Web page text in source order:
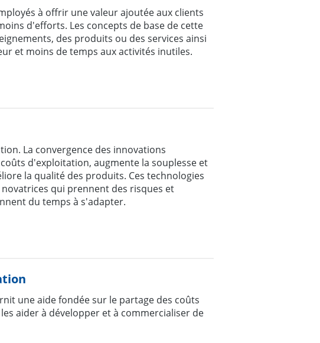
à offrir une valeur ajoutée aux clients
d'efforts. Les concepts de base de cette
des produits ou des services ainsi
et moins de temps aux activités inutiles.
La convergence des innovations
d'exploitation, augmente la souplesse et
la qualité des produits. Ces technologies
qui prennent des risques et
du temps à s'adapter.
une aide fondée sur le partage des coûts
aider à développer et à commercialiser de